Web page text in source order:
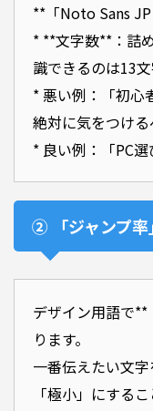
**「Noto Sans JP
* **文字数**：詰
識できるのは13文
* 悪い例：「初心
絶対に気をつける
* 良い例：「PC
② 「ジャンプ率
デザイン用語で
ります。
一番伝えたい文
「極小」にするこ